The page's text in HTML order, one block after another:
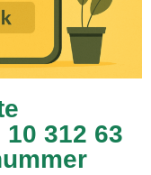
312 63